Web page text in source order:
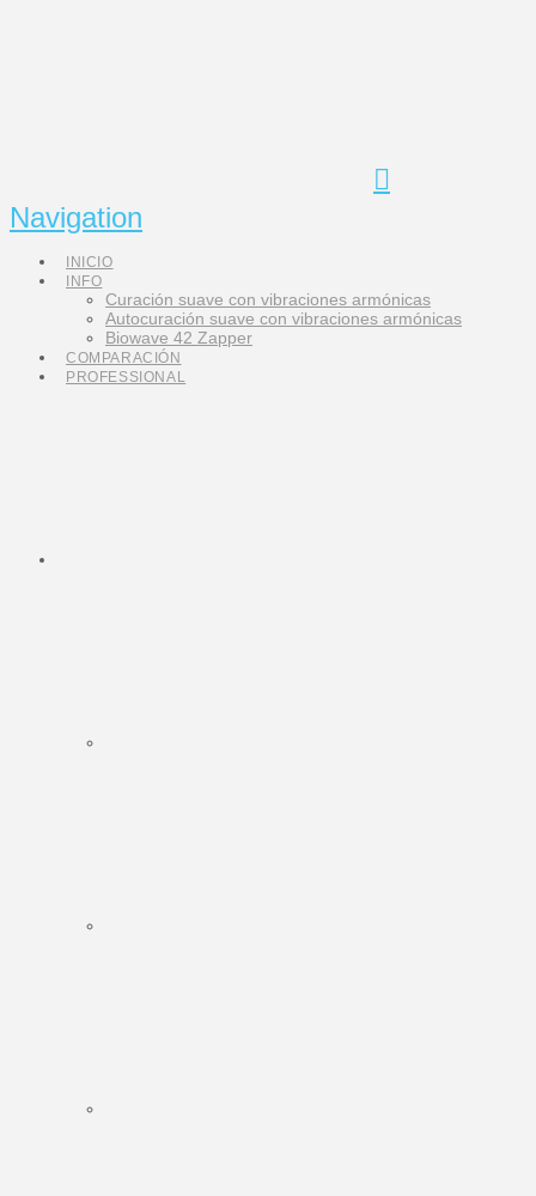
Navigation
INICIO
INFO
Curación suave con vibraciones armónicas
Autocuración suave con vibraciones armónicas
Biowave 42 Zapper
COMPARACIÓN
PROFESSIONAL